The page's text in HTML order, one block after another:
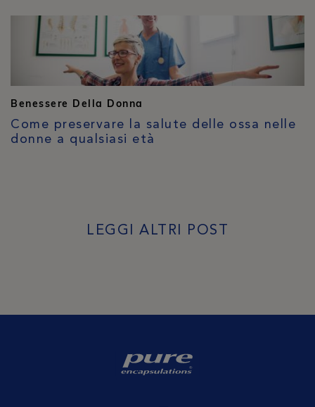
Benessere Della Donna
Come preservare la salute delle ossa nelle
donne a qualsiasi età
LEGGI ALTRI POST